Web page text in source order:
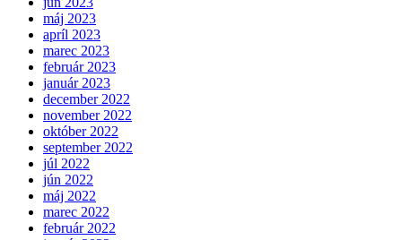
máj 2023
apríl 2023
marec 2023
február 2023
január 2023
december 2022
november 2022
október 2022
september 2022
júl 2022
jún 2022
máj 2022
marec 2022
február 2022